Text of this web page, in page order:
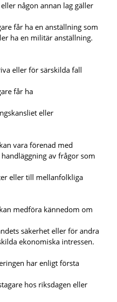
någon annan lag gäller
får ha en anställning som
ha en militär anställning.
eller för särskilda fall
får ha
eller
vara förenad med
av frågor som
eller till mellanfolkliga
medföra kännedom om
säkerhet eller för andra
ekonomiska intressen.
har enligt första
hos riksdagen eller